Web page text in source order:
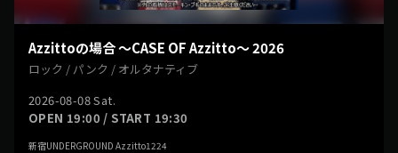
Azzittoの場合 ～CASE OF Azzitto～ 2026
ロック / パンク / オルタナティブ
2026-08-08 Sat.
OPEN 19:00 / START 19:30
新宿UNDERGROUND Azzitto1224